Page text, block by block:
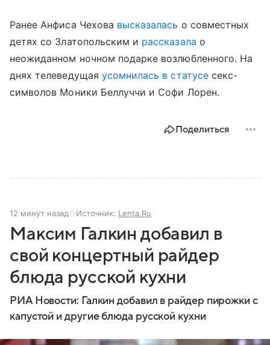
Ранее Анфиса Чехова высказалась о совместных
детях со Златопольским и рассказала о
неожиданном ночном подарке возлюбленного. На
днях телеведущая усомнилась в статусесекс-
символов Моники Беллуччи и Софи Лорен.
Поделиться
12 минут назад Источник: Lenta.Ru
Максим Галкин добавил в
свой концертный райдер
блюда русской кухни
РИА Новости: Галкин добавил в райдер пирожки с
капустой и другие блюда русской кухни